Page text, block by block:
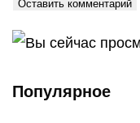
имя
пользователя,
прокомментировать
адрес,
чтобы
вашего
веб-
(необязательно)
Популярное